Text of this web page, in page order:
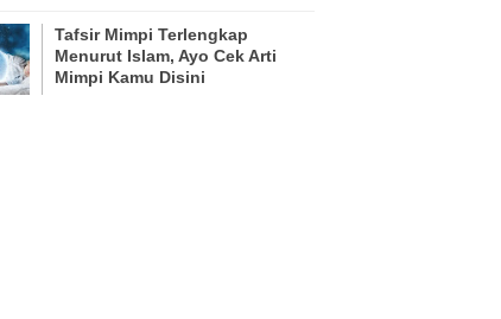
Tafsir Mimpi Terlengkap
Menurut Islam, Ayo Cek Arti
Mimpi Kamu Disini